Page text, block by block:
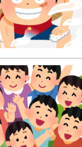
本のアニメは世界観
・・？ 海外の反応
がキラキラして見
た牛を跳び越えた
ようこそ」冨安健洋
ーセナルファンも祝福
お前ら日本のアルフ
界で日本を死守する